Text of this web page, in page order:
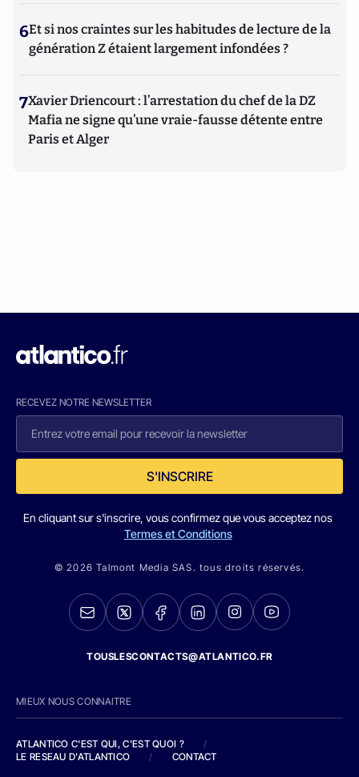
6Et si nos craintes sur les habitudes de lecture de la
génération Z étaient largement infondées ?
7Xavier Driencourt : l’arrestation du chef de la DZ
Mafia ne signe qu’une vraie-fausse détente entre
Paris et Alger
RECEVEZ NOTRE NEWSLETTER
S'INSCRIRE
En cliquant sur s'inscrire, vous confirmez que vous acceptez nos
Termes et Conditions
© 2026 Talmont Media SAS. tous droits réservés.
TOUSLESCONTACTS@ATLANTICO.FR
MIEUX NOUS CONNAITRE
ATLANTICO C'EST QUI, C'EST QUOI ?
/
LE RESEAU D'ATLANTICO
/ CONTACT